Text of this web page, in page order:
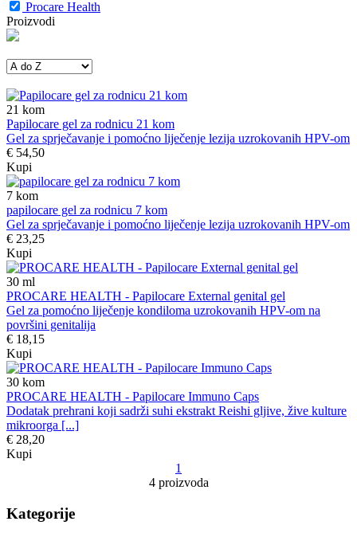
Procare Health
Proizvodi
21 kom
Papilocare gel za rodnicu 21 kom
Gel za sprječavanje i pomoćno liječenje lezija uzrokovanih HPV-om
€ 54,50
Kupi
7 kom
papilocare gel za rodnicu 7 kom
Gel za sprječavanje i pomoćno liječenje lezija uzrokovanih HPV-om
€ 23,25
Kupi
30 ml
PROCARE HEALTH - Papilocare External genital gel
Gel za pomoćno liječenje kondiloma uzrokovanih HPV-om na
površini genitalija
€ 18,15
Kupi
30 kom
PROCARE HEALTH - Papilocare Immuno Caps
Dodatak prehrani koji sadrži suhi ekstrakt Reishi gljive, žive kulture
mikroorga [...]
€ 28,20
Kupi
1
4 proizvoda
Kategorije